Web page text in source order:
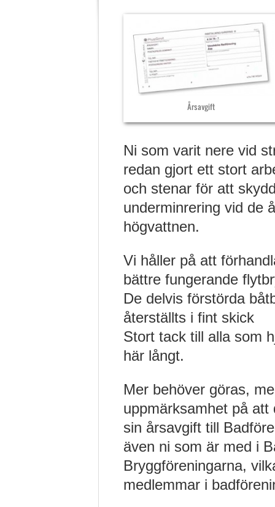
Årsavgift
Ni som varit nere vid
redan gjort ett stort
och stenar för att
underminrering vid de
högvattnen.
Vi håller på att
bättre fungerande
De delvis förstörda
återställts i fint skick
Stort tack till alla som
här långt.
Mer behöver göras,
uppmärksamhet på
sin årsavgift till
även ni som är med i
Bryggföreningarna,
medlemmar i